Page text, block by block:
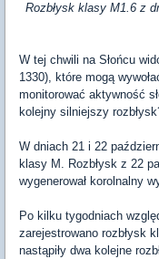
Rozbłysk klasy M1.6 z
W tej chwili na Słońcu
1330), które mogą
monitorować aktywność
kolejny silniejszy
W dniach 21 i 22
klasy M. Rozbłysk z 22
wygenerował korolnalny
Po kilku tygodniach
zarejestrowano rozbłysk
nastąpiły dwa kolejne